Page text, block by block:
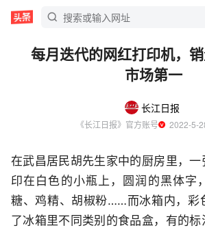
每月迭代的网红打印机，
市场第一
长江日报
《长江日报》官方账号
2022-5-
在武昌居民胡先生家中的厨房里，一
印在白色的小瓶上，圆润的黑体字
糖、鸡精、胡椒粉……而冰箱内，彩
了冰箱里不同类别的食品盒，有的标